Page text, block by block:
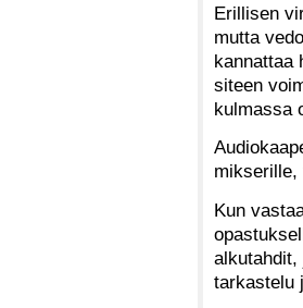
Erillisen
mutta
kannattaa
siteen
kulmassa
mikserille,
Kun
alkutahdit,
tarkastelu